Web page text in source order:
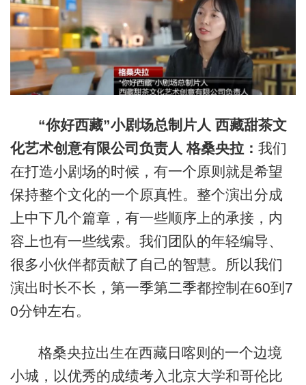
“你好西藏”小剧场总制片人 西藏甜茶文
化艺术创意有限公司负责人 格桑央拉： 我们
在打造小剧场的时候，有一个原则就是希望
保持整个文化的一个原真性。整个演出分成
上中下几个篇章，有一些顺序上的承接，内
容上也有一些线索。我们团队的年轻编导、
很多小伙伴都贡献了自己的智慧。所以我们
演出时长不长，第一季第二季都控制在60到7
0分钟左右。
格桑央拉出生在西藏日喀则的一个边境
小城，以优秀的成绩考入北京大学和哥伦比